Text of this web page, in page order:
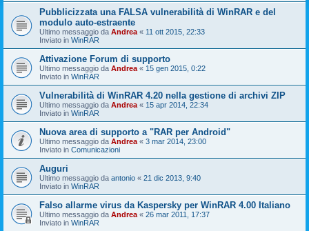
Pubblicizzata una FALSA vulnerabilità di WinRAR e del
modulo auto-estraente
Ultimo messaggio da Andrea « 11 ott 2015, 22:33
Inviato in WinRAR
Attivazione Forum di supporto
Ultimo messaggio da Andrea « 15 gen 2015, 0:22
Inviato in WinRAR
Vulnerabilità di WinRAR 4.20 nella gestione di archivi ZIP
Ultimo messaggio da Andrea « 15 apr 2014, 22:34
Inviato in WinRAR
Nuova area di supporto a "RAR per Android"
Ultimo messaggio da Andrea « 3 mar 2014, 23:00
Inviato in Comunicazioni
Auguri
Ultimo messaggio da antonio « 21 dic 2013, 9:40
Inviato in WinRAR
Falso allarme virus da Kaspersky per WinRAR 4.00 Italiano
Ultimo messaggio da Andrea « 26 mar 2011, 17:37
Inviato in WinRAR